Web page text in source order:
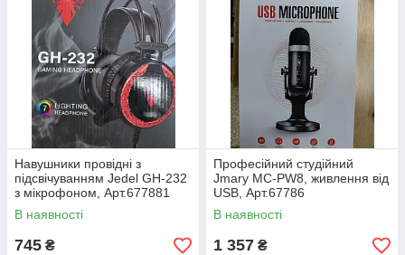
Навушники провідні з
підсвічуванням Jedel GH-232
з мікрофоном, Арт.677881
В наявності
745 ₴
Професійний студійний
Jmary MC-PW8, живлення від
USB, Арт.67786
В наявності
1 357 ₴